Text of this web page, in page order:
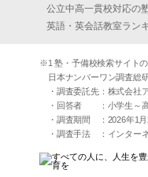
公立中高一貫校対応の
英語・英会話教室ラン
※1 塾・予備校検索サイト
日本ナンバーワン調査総
・調査委託先：株式会社
・回答者 ：小学生～高
・調査期間 ：2026年1
・調査手法 ：インター